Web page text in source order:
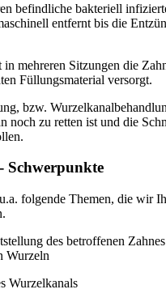
befindliche bakteriell
entfernt bis die
mehreren Sitzungen die
Füllungsmaterial versorgt.
bzw.
noch zu retten ist und die
Schwerpunkte
folgende Themen, die wir
des betroffenen
Wurzeln
Wurzelkanals